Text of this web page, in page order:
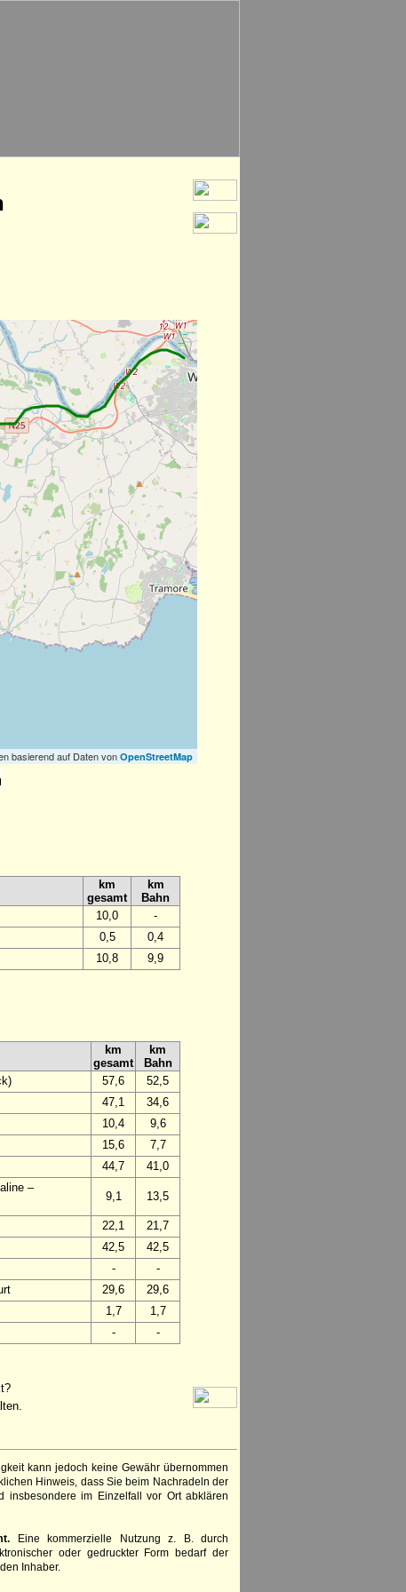
basierend auf Daten von OpenStreetMap
km
gesamt
km
Bahn
10,0
-
0,5
0,4
10,8 9,9
km
gesamt
km
Bahn
57,6
52,5
47,1
34,6
10,4
9,6
15,6
7,7
44,7
41,0
–
9,1 13,5
22,1
21,7
42,5
42,5
-
-
29,6
29,6
1,7
1,7
- -
kann jedoch keine Gewähr übernommen
Hinweis, dass Sie beim Nachradeln der
insbesondere im Einzelfall vor Ort abklären
Eine kommerzielle Nutzung z. B. durch
oder gedruckter Form bedarf der
Inhaber.